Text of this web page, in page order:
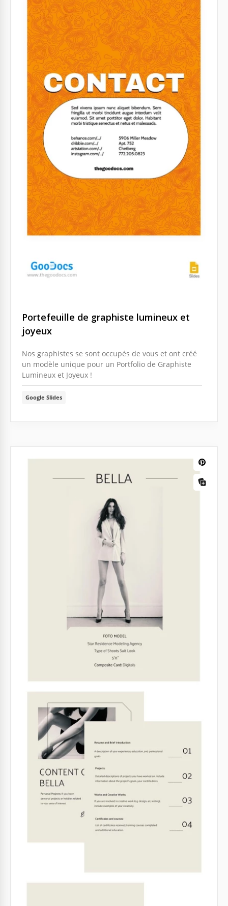
Portefeuille de graphiste lumineux et
joyeux
Nos graphistes se sont occupés de vous et ont créé
un modèle unique pour un Portfolio de Graphiste
Lumineux et Joyeux !
Google Slides